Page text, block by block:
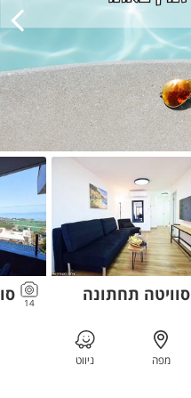
סוויטה תחתונה 14
מפה ניווט